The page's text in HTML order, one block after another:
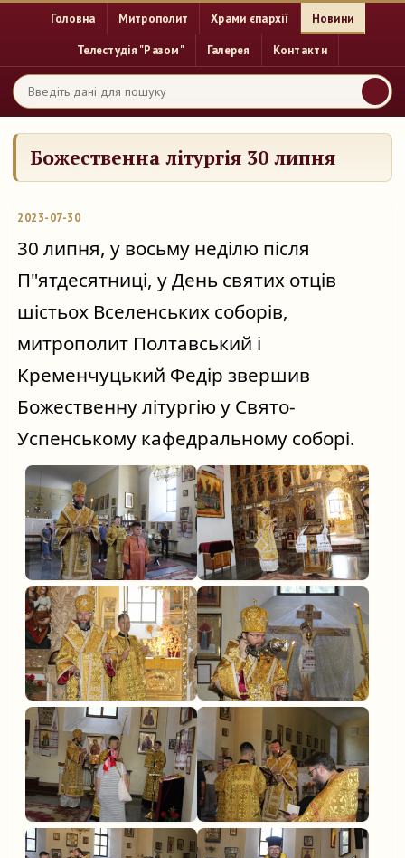
Головна Митрополит Храми єпархії Новини
Телестудія "Разом" Галерея Контакти
Божественна літургія 30 липня
2023-07-30
30 липня, у восьму неділю після
П"ятдесятниці, у День святих отців
шістьох Вселенських соборів,
митрополит Полтавський і
Кременчуцький Федір звершив
Божественну літургію у Свято-
Успенському кафедральному соборі.